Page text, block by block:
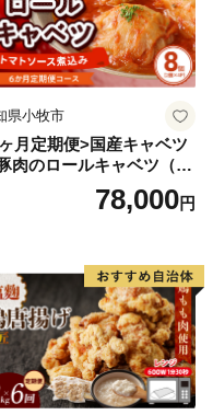
県小牧市
月定期便>国産キャベツ
肉のロールキャベツ（4P
78,000円